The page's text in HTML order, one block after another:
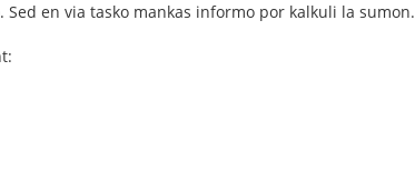
Sed en via tasko mankas informo por kalkuli la sumon.